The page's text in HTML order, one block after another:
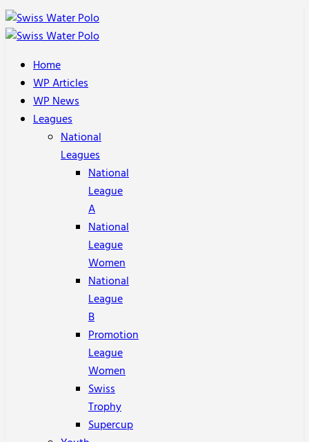
Home
WP Articles
WP News
Leagues
National
Leagues
National
League
A
National
League
Women
National
League
B
Promotion
League
Women
Swiss
Trophy
Supercup